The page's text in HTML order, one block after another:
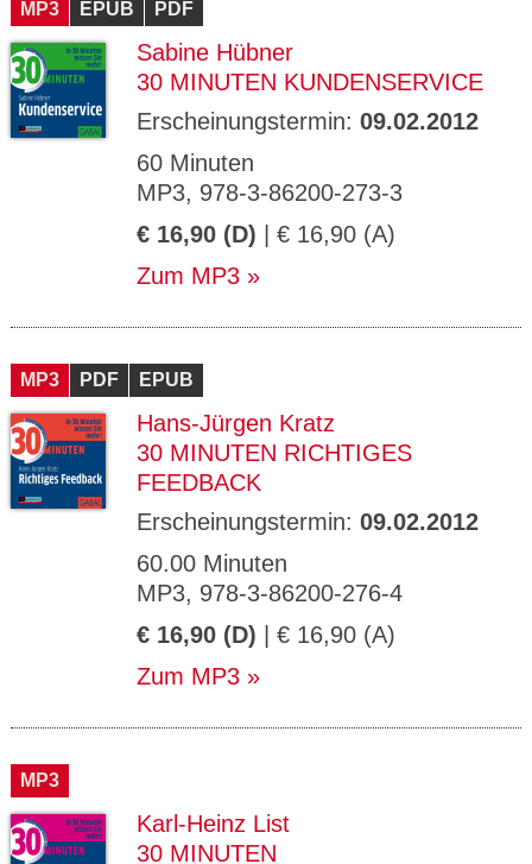
MP3 EPUB PDF
Sabine Hübner
30 MINUTEN KUNDENSERVICE
Erscheinungstermin: 09.02.2012
60 Minuten
MP3, 978-3-86200-273-3
€ 16,90 (D) | € 16,90 (A)
Zum MP3
MP3 PDF EPUB
Hans-Jürgen Kratz
30 MINUTEN RICHTIGES
FEEDBACK
Erscheinungstermin: 09.02.2012
60.00 Minuten
MP3, 978-3-86200-276-4
€ 16,90 (D) | € 16,90 (A)
Zum MP3
MP3
Karl-Heinz List
30 MINUTEN